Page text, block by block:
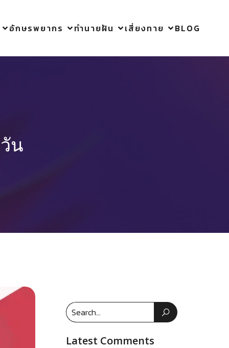
อักษรพยากร ทำนายฝัน เสี่ยงทาย BLOG
น
Latest Comments